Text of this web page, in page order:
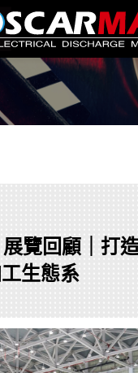
展覽回顧｜打
生態系